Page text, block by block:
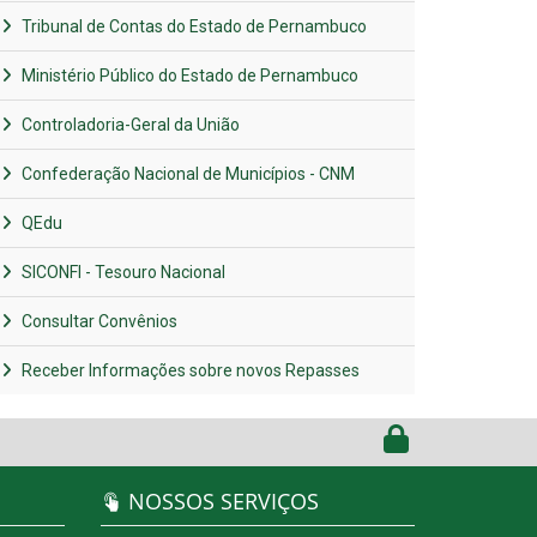
Tribunal de Contas do Estado de Pernambuco
Ministério Público do Estado de Pernambuco
Controladoria-Geral da União
Confederação Nacional de Municípios - CNM
QEdu
SICONFI - Tesouro Nacional
Consultar Convênios
Receber Informações sobre novos Repasses
NOSSOS SERVIÇOS